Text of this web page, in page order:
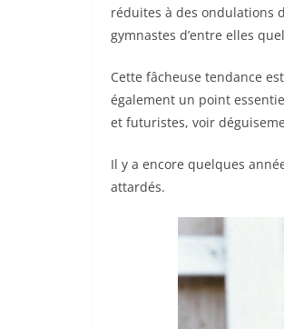
réduites à des ondulations
gymnastes d’entre elles
Cette fâcheuse tendance
également un point
et futuristes, voir
Il y a encore quelques
attardés.